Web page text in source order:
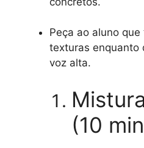
Peça ao aluno
texturas enquanto
voz alta.
(10